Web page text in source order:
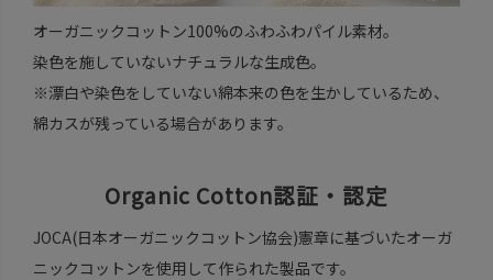
オーガニックコットン100%のふわふわパイル素材。
染色を施していないナチュラルな生成色。
※漂白や染色をしていない綿本来の色を生かしているため、
綿カスが残っている場合があります。
Organic Cotton認証・認定
JOCA(日本オーガニックコットン協会)憲章に基づいたオーガ
ニックコットンを使用して作られた製品です。